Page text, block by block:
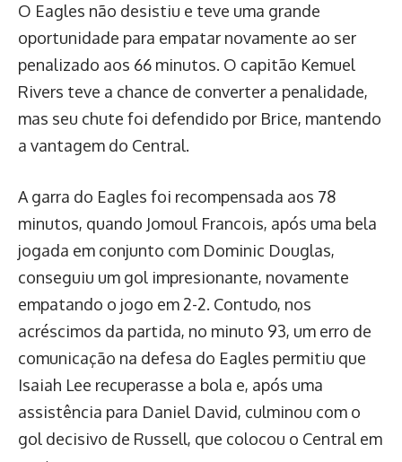
O Eagles não desistiu e teve uma grande
oportunidade para empatar novamente ao ser
penalizado aos 66 minutos. O capitão Kemuel
Rivers teve a chance de converter a penalidade,
mas seu chute foi defendido por Brice, mantendo
a vantagem do Central.
A garra do Eagles foi recompensada aos 78
minutos, quando Jomoul Francois, após uma bela
jogada em conjunto com Dominic Douglas,
conseguiu um gol impresionante, novamente
empatando o jogo em 2-2. Contudo, nos
acréscimos da partida, no minuto 93, um erro de
comunicação na defesa do Eagles permitiu que
Isaiah Lee recuperasse a bola e, após uma
assistência para Daniel David, culminou com o
gol decisivo de Russell, que colocou o Central em